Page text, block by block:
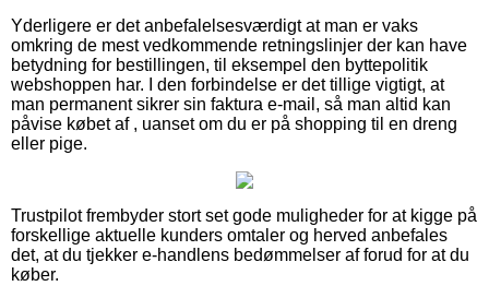
Yderligere er det anbefalelsesværdigt at man er vaks
omkring de mest vedkommende retningslinjer der kan have
betydning for bestillingen, til eksempel den byttepolitik
webshoppen har. I den forbindelse er det tillige vigtigt, at
man permanent sikrer sin faktura e-mail, så man altid kan
påvise købet af , uanset om du er på shopping til en dreng
eller pige.
Trustpilot frembyder stort set gode muligheder for at kigge på
forskellige aktuelle kunders omtaler og herved anbefales
det, at du tjekker e-handlens bedømmelser af forud for at du
køber.